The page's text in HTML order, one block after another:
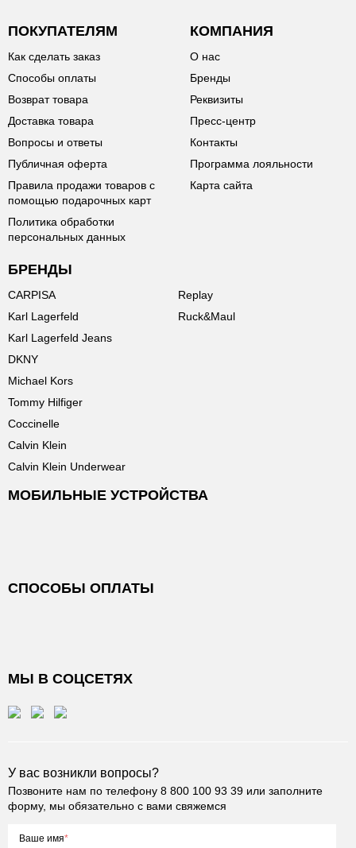
ПОКУПАТЕЛЯМ
Как сделать заказ
Способы оплаты
Возврат товара
Доставка товара
Вопросы и ответы
Публичная оферта
Правила продажи товаров с
помощью подарочных карт
Политика обработки
персональных данных
КОМПАНИЯ
О нас
Бренды
Реквизиты
Пресс-центр
Контакты
Программа лояльности
Карта сайта
БРЕНДЫ
CARPISA
Karl Lagerfeld
Karl Lagerfeld Jeans
DKNY
Michael Kors
Tommy Hilfiger
Coccinelle
Calvin Klein
Calvin Klein Underwear
Replay
Ruck&Maul
МОБИЛЬНЫЕ УСТРОЙСТВА
СПОСОБЫ ОПЛАТЫ
МЫ В СОЦСЕТЯХ
У вас возникли вопросы?
Позвоните нам по телефону 8 800 100 93 39 или заполните
форму, мы обязательно с вами свяжемся
Ваше имя